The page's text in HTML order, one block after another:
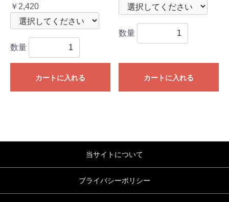
￥2,420
数量
カートに入れる
数量
カートに入れる
当サイトについて
プライバシーポリシー